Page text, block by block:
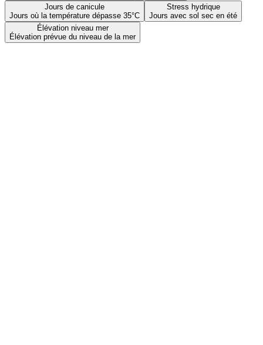
Jours de canicule
Jours où la température dépasse 35°C
Stress hydrique
Jours avec sol sec en été
Élévation niveau mer
Élévation prévue du niveau de la mer